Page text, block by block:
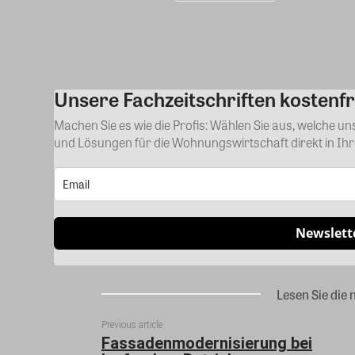
Unsere Fachzeitschriften
Machen Sie es wie die Profis: Wählen Sie aus, welche
und Lösungen für die Wohnungswirtschaft direkt in
Lesen Sie
Previous article
Fassadenmodernisierung bei